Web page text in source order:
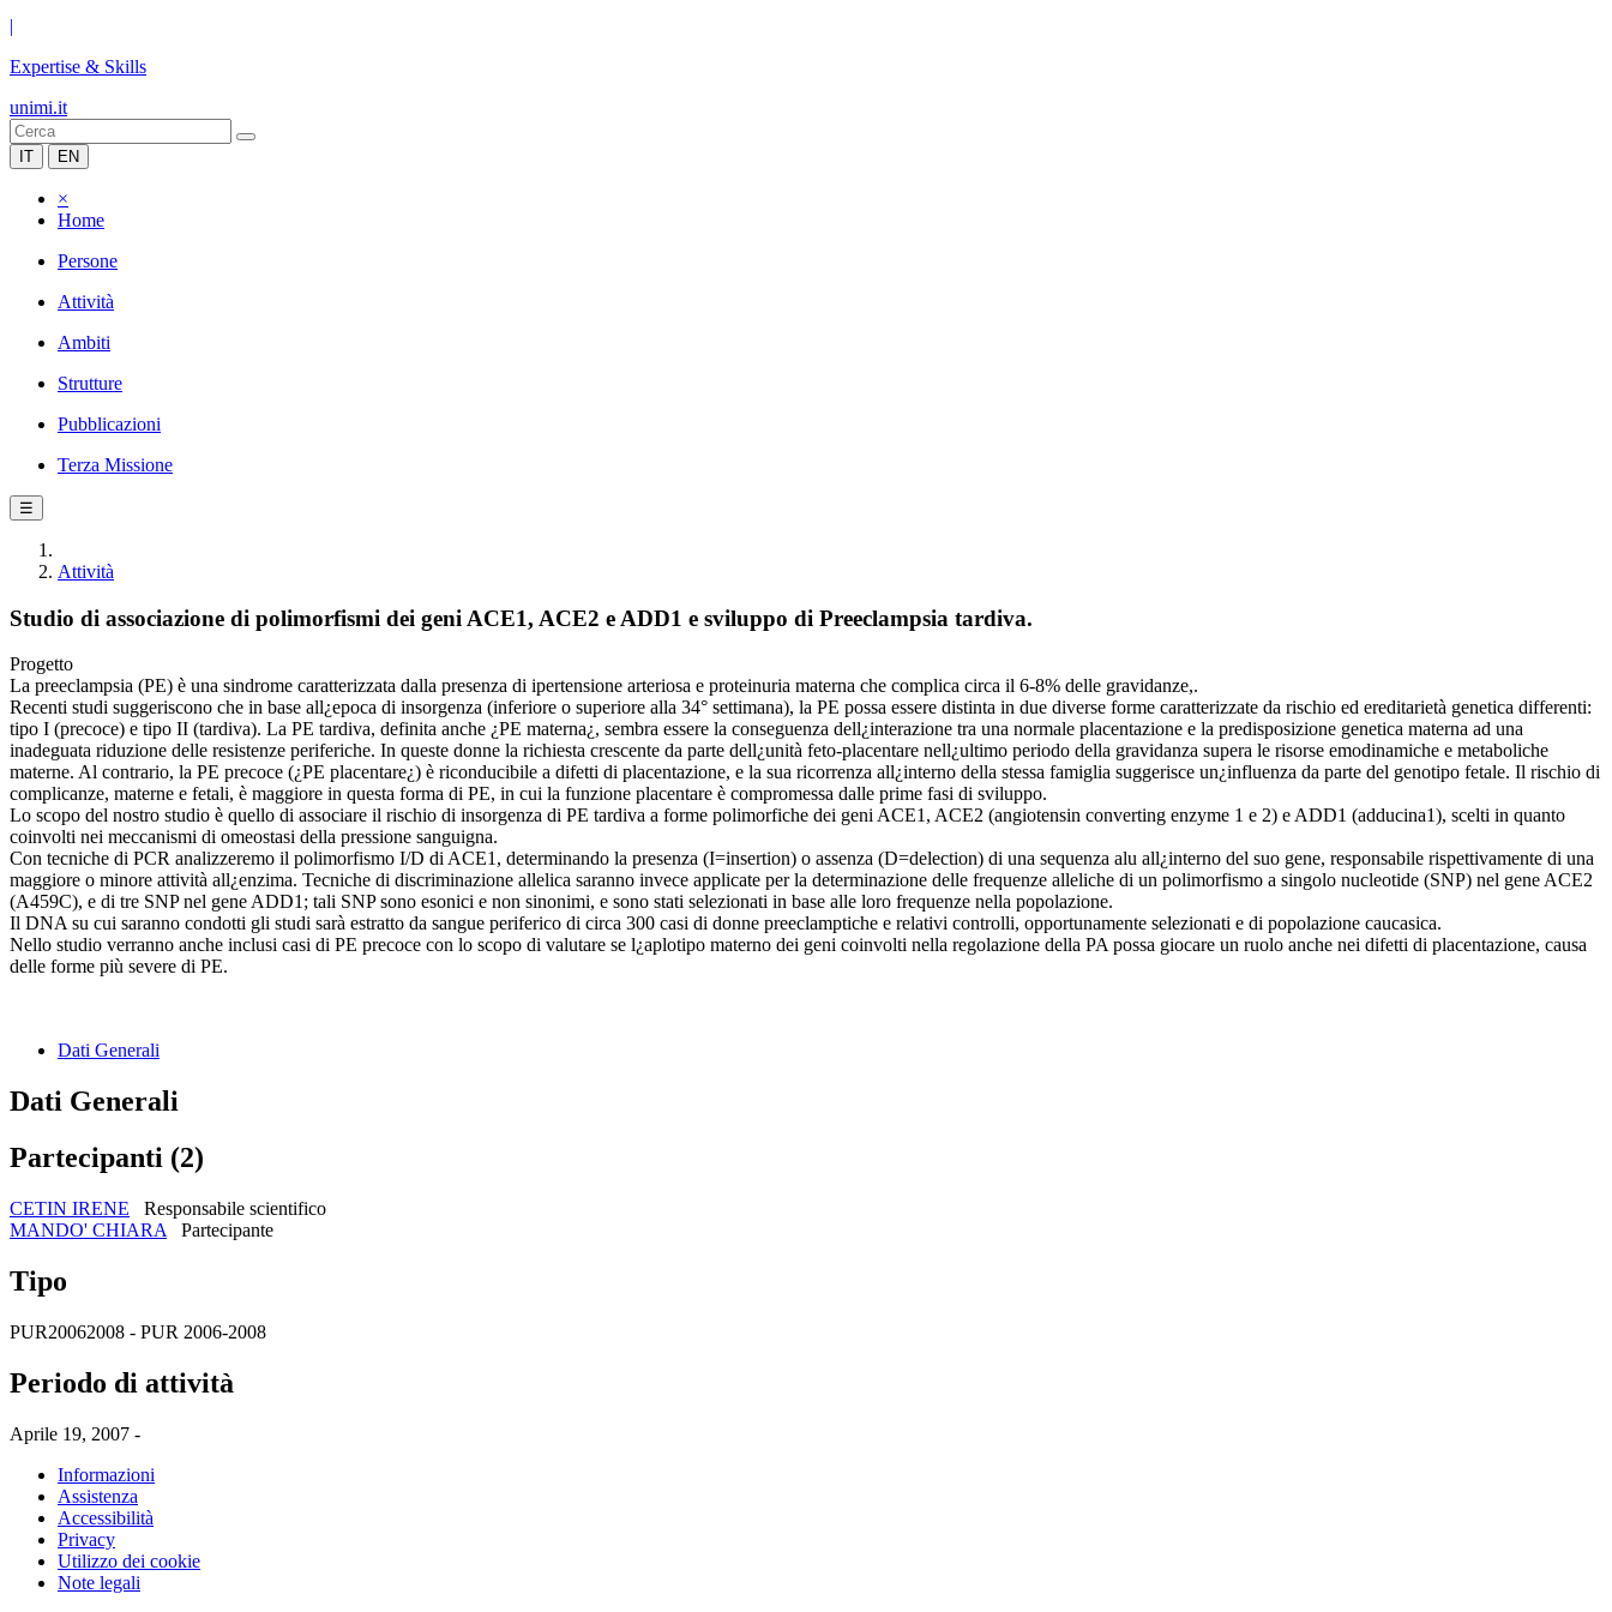
|
Expertise & Skills
unimi.it
IT EN
×
Home
Persone
Attività
Ambiti
Strutture
Pubblicazioni
Terza Missione
☰
Attività
Studio di associazione di polimorfismi dei geni ACE1, ACE2 e ADD1 e sviluppo di Preeclampsia tardiva.
Progetto
La preeclampsia (PE) è una sindrome caratterizzata dalla presenza di ipertensione arteriosa e proteinuria materna che complica circa il 6-8% delle gravidanze,.
Recenti studi suggeriscono che in base all¿epoca di insorgenza (inferiore o superiore alla 34° settimana), la PE possa essere distinta in due diverse forme caratterizzate da rischio ed ereditarietà genetica differenti:
tipo I (precoce) e tipo II (tardiva). La PE tardiva, definita anche ¿PE materna¿, sembra essere la conseguenza dell¿interazione tra una normale placentazione e la predisposizione genetica materna ad una
inadeguata riduzione delle resistenze periferiche. In queste donne la richiesta crescente da parte dell¿unità feto-placentare nell¿ultimo periodo della gravidanza supera le risorse emodinamiche e metaboliche
materne. Al contrario, la PE precoce (¿PE placentare¿) è riconducibile a difetti di placentazione, e la sua ricorrenza all¿interno della stessa famiglia suggerisce un¿influenza da parte del genotipo fetale. Il rischio di
complicanze, materne e fetali, è maggiore in questa forma di PE, in cui la funzione placentare è compromessa dalle prime fasi di sviluppo.
Lo scopo del nostro studio è quello di associare il rischio di insorgenza di PE tardiva a forme polimorfiche dei geni ACE1, ACE2 (angiotensin converting enzyme 1 e 2) e ADD1 (adducina1), scelti in quanto
coinvolti nei meccanismi di omeostasi della pressione sanguigna.
Con tecniche di PCR analizzeremo il polimorfismo I/D di ACE1, determinando la presenza (I=insertion) o assenza (D=delection) di una sequenza alu all¿interno del suo gene, responsabile rispettivamente di una
maggiore o minore attività all¿enzima. Tecniche di discriminazione allelica saranno invece applicate per la determinazione delle frequenze alleliche di un polimorfismo a singolo nucleotide (SNP) nel gene ACE2
(A459C), e di tre SNP nel gene ADD1; tali SNP sono esonici e non sinonimi, e sono stati selezionati in base alle loro frequenze nella popolazione.
Il DNA su cui saranno condotti gli studi sarà estratto da sangue periferico di circa 300 casi di donne preeclamptiche e relativi controlli, opportunamente selezionati e di popolazione caucasica.
Nello studio verranno anche inclusi casi di PE precoce con lo scopo di valutare se l¿aplotipo materno dei geni coinvolti nella regolazione della PA possa giocare un ruolo anche nei difetti di placentazione, causa
delle forme più severe di PE.
Dati Generali
Dati Generali
Partecipanti (2)
CETIN IRENE
Responsabile scientifico
MANDO' CHIARA
Partecipante
Tipo
PUR20062008 - PUR 2006-2008
Periodo di attività
Aprile 19, 2007 -
Informazioni
Assistenza
Accessibilità
Privacy
Utilizzo dei cookie
Note legali